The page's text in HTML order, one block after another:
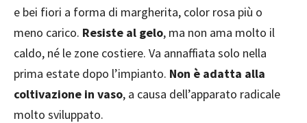
e bei fiori a forma di margherita, color rosa più o
meno carico. Resiste al gelo, ma non ama molto il
caldo, né le zone costiere. Va annaffiata solo nella
prima estate dopo l’impianto. Non è adatta alla
coltivazione in vaso, a causa dell’apparato radicale
molto sviluppato.